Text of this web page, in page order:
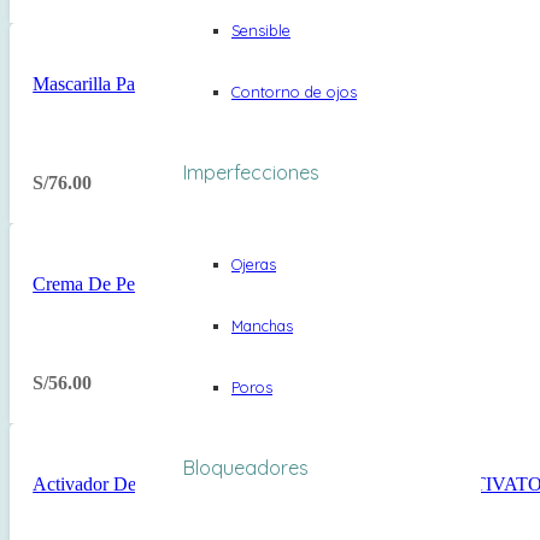
Sensible
Contorno de ojos
Imperfecciones
Ojeras
Manchas
Poros
Bloqueadores
Mascarilla Para Rizos 500ml CURLS
S/76.00
Crema De Peinar Leave-In Cream 250ml CURl
S/56.00
Activador De Rizos 250ml STYLE CURL & MOLD